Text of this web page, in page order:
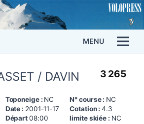
MENU
/ DAVIN 3 265
Toponeige : NC
Date : 2001-11-17
Départ08:00
N° course : NC
Cotation :4.3
limite skiée : NC